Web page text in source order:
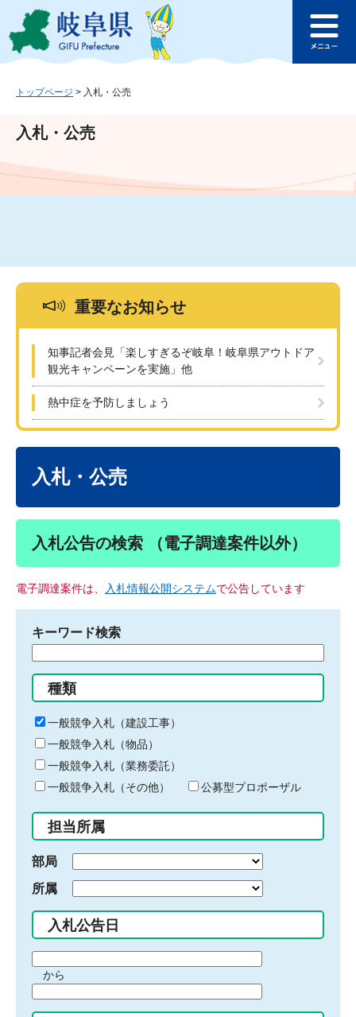
ジ
ュ
文
このページの本文へ
ュ
トップページ > 入札・公売
入札・公売
重要なお知らせ
知事記者会見「楽しすぎるぞ岐阜！岐阜県アウトドア
観光キャンペーンを実施」他
熱中症を予防しましょう
入札・公売
入札公告の検索 （電子調達案件以外）
電子調達案件は、 入札情報公開システムで公告しています
キーワード検索
る
キ
ー
ワ
ー
ド
入
力
種類
一般競争入札（建設工事）
一般競争入札（物品）
一般競争入札（業務委託）
一般競争入札（その他）
公募型プロポーザル
担当所属
部局
所属
入札公告日
間
始
から
間